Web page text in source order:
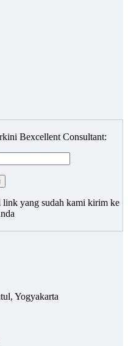
Bexcellent Consultant:
yang sudah kami kirim ke
Yogyakarta